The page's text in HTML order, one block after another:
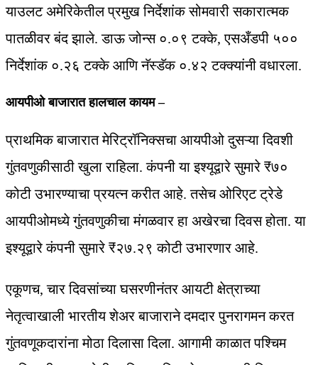
याउलट अमेरिकेतील प्रमुख निर्देशांक सोमवारी सकारात्मक
पातळीवर बंद झाले. डाऊ जोन्स ०.०९ टक्के, एसअँडपी ५००
निर्देशांक ०.२६ टक्के आणि नॅस्डॅक ०.४२ टक्क्यांनी वधारला.
आयपीओ बाजारात हालचाल कायम –
प्राथमिक बाजारात मेरिट्रॉनिक्सचा आयपीओ दुसऱ्या दिवशी
गुंतवणुकीसाठी खुला राहिला. कंपनी या इश्यूद्वारे सुमारे ₹७०
कोटी उभारण्याचा प्रयत्न करीत आहे. तसेच ओरिएट ट्रेडे
आयपीओमध्ये गुंतवणुकीचा मंगळवार हा अखेरचा दिवस होता. या
इश्यूद्वारे कंपनी सुमारे ₹२७.२९ कोटी उभारणार आहे.
एकूणच, चार दिवसांच्या घसरणीनंतर आयटी क्षेत्राच्या
नेतृत्वाखाली भारतीय शेअर बाजाराने दमदार पुनरागमन करत
गुंतवणूकदारांना मोठा दिलासा दिला. आगामी काळात पश्चिम